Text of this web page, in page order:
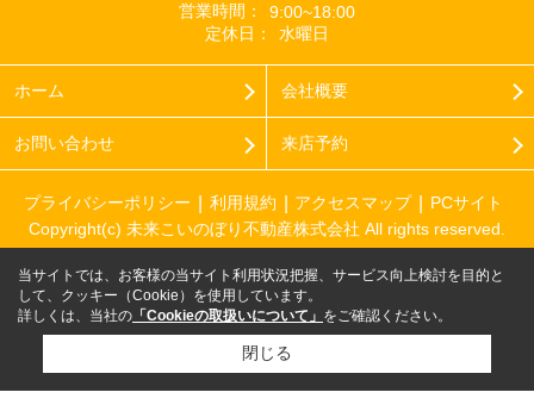
営業時間：
9:00~18:00
定休日：
水曜日
ホーム 会社概要
お問い合わせ 来店予約
プライバシーポリシー 利用規約 アクセスマップ
PCサイト
Copyright(c) 未来こいのぼり不動産株式会社 All rights reserved.
当サイトでは、お客様の当サイト利用状況把握、サービス向上検討を目的と
して、クッキー（Cookie）を使用しています。
詳しくは、当社の 「Cookieの取扱いについて」 をご確認ください。
閉じる